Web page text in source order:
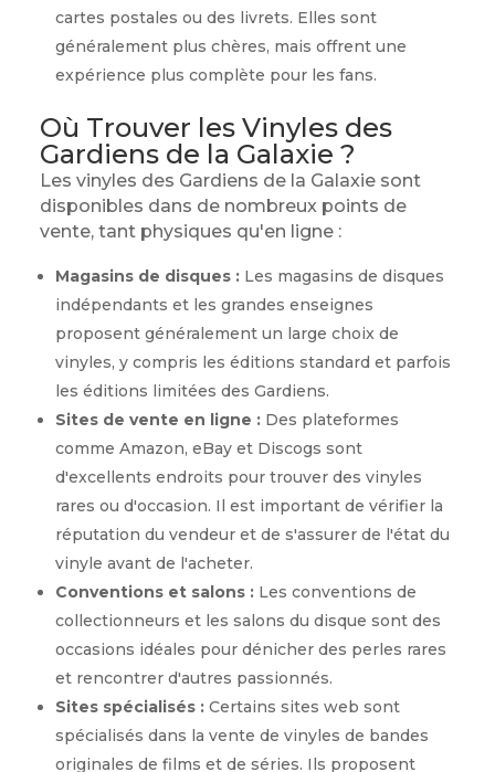
cartes postales ou des livrets. Elles sont
généralement plus chères, mais offrent une
expérience plus complète pour les fans.
Où Trouver les Vinyles des
Gardiens de la Galaxie ?
Les vinyles des Gardiens de la Galaxie sont
disponibles dans de nombreux points de
vente, tant physiques qu'en ligne :
Magasins de disques :Les magasins de disques
indépendants et les grandes enseignes
proposent généralement un large choix de
vinyles, y compris les éditions standard et parfois
les éditions limitées des Gardiens.
Sites de vente en ligne :Des plateformes
comme Amazon, eBay et Discogs sont
d'excellents endroits pour trouver des vinyles
rares ou d'occasion. Il est important de vérifier la
réputation du vendeur et de s'assurer de l'état du
vinyle avant de l'acheter.
Conventions et salons :Les conventions de
collectionneurs et les salons du disque sont des
occasions idéales pour dénicher des perles rares
et rencontrer d'autres passionnés.
Sites spécialisés :Certains sites web sont
spécialisés dans la vente de vinyles de bandes
originales de films et de séries. Ils proposent